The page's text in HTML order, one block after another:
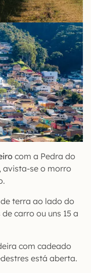
com a Pedra do
avista-se o morro
terra ao lado do
carro ou uns 15 a
com cadeado
está aberta.